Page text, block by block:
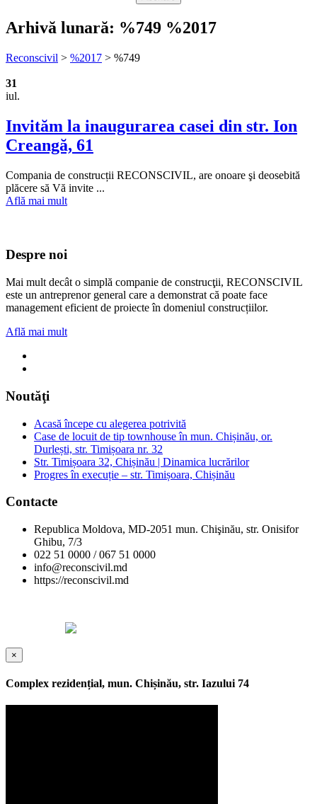
Arhivă lunară: %749 %2017
Reconscivil > %2017 > %749
31
iul.
Invităm la inaugurarea casei din str. Ion
Creangă, 61
Compania de construcții RECONSCIVIL, are onoare şi deosebită
plăcere să Vă invite ...
Află mai mult
Despre noi
Mai mult decât o simplă companie de construcţii, RECONSCIVIL
este un antreprenor general care a demonstrat că poate face
management eficient de proiecte în domeniul construcțiilor.
Află mai mult
Noutăţi
Acasă începe cu alegerea potrivită
Case de locuit de tip townhouse în mun. Chișinău, or.
Durlești, str. Timișoara nr. 32
Str. Timișoara 32, Chișinău | Dinamica lucrărilor
Progres în execuție – str. Timișoara, Chișinău
Contacte
Republica Moldova, MD-2051 mun. Chişinău, str. Onisifor
Ghibu, 7/3
022 51 0000 / 067 51 0000
info@reconscivil.md
https://reconscivil.md
×
Complex rezidențial, mun. Chișinău, str. Iazului 74